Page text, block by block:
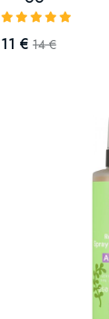
11 € 14 €